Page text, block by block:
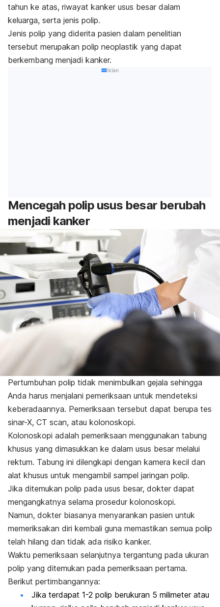
tahun ke atas, riwayat kanker usus besar dalam
keluarga, serta jenis polip.
Jenis polip yang diderita pasien dalam penelitian
tersebut merupakan polip neoplastik yang dapat
berkembang menjadi kanker.
Iklan
Mencegah polip usus besar berubah
menjadi kanker
Pertumbuhan polip tidak menimbulkan gejala sehingga
Anda harus menjalani pemeriksaan untuk mendeteksi
keberadaannya. Pemeriksaan tersebut dapat berupa tes
sinar-X, CT scan, atau kolonoskopi.
Kolonoskopi adalah pemeriksaan menggunakan tabung
khusus yang dimasukkan ke dalam usus besar melalui
rektum. Tabung ini dilengkapi dengan kamera kecil dan
alat khusus untuk mengambil sampel jaringan polip.
Jika ditemukan polip pada usus besar, dokter dapat
mengangkatnya selama prosedur kolonoskopi.
Namun, dokter biasanya menyarankan pasien untuk
memeriksakan diri kembali guna memastikan semua polip
telah hilang dan tidak ada risiko kanker.
Waktu pemeriksaan selanjutnya tergantung pada ukuran
polip yang ditemukan pada pemeriksaan pertama.
Berikut pertimbangannya:
Jika terdapat 1-2 polip berukuran 5 milimeter atau